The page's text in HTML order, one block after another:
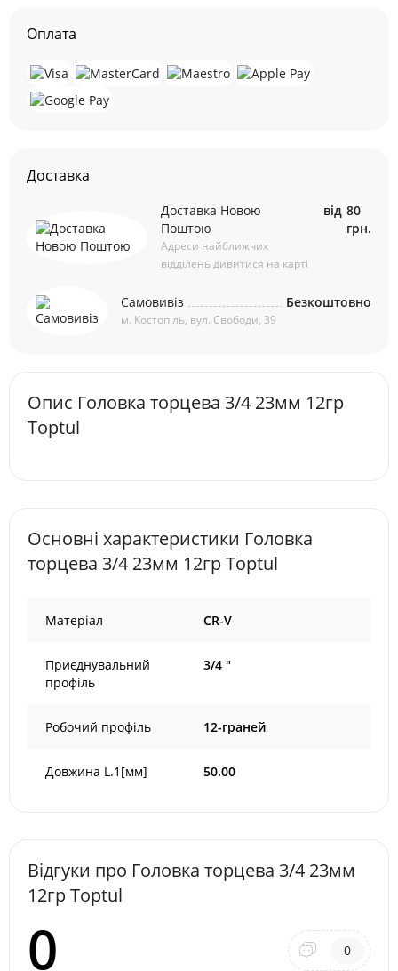
Оплата
Доставка
Доставка Новою
Поштою
Адреси найближчих
відділень дивитися на карті
від 80
грн.
Самовивіз
м. Костопіль, вул. Свободи, 39
Безкоштовно
Опис Головка торцева 3/4 23мм 12гр
Toptul
Основні характеристики Головка
торцева 3/4 23мм 12гр Toptul
Матеріал CR-V
Приєднувальний
профіль
3/4 "
Робочий профіль 12-граней
Довжина L.1[мм] 50.00
Відгуки про Головка торцева 3/4 23мм
12гр Toptul
0 0